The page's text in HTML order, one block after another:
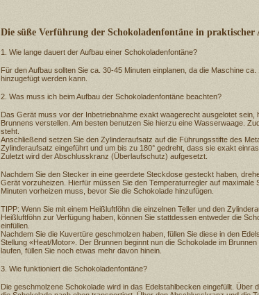
Die süße Verführung der Schokoladenfontäne in praktischer
1. Wie lange dauert der Aufbau einer Schokoladenfontäne?
Für den Aufbau sollten Sie ca. 30-45 Minuten einplanen, da die Maschine
hinzugefügt werden kann.
2. Was muss ich beim Aufbau der Schokoladenfontäne beachten?
Das Gerät muss vor der Inbetriebnahme exakt waagerecht ausgelotet
Brunnens verstellen. Am besten benutzen Sie hierzu eine Wasserwaage.
steht.
Anschließend setzen Sie den Zylinderaufsatz auf die Führungsstifte des
Zylinderaufsatz eingeführt und um bis zu 180° gedreht, dass sie exakt
Zuletzt wird der Abschlusskranz (Überlaufschutz) aufgesetzt.
Nachdem Sie den Stecker in eine geerdete Steckdose gesteckt haben,
Gerät vorzuheizen. Hierfür müssen Sie den Temperaturregler auf
Minuten vorheizen muss, bevor Sie die Schokolade hinzufügen.
TIPP: Wenn Sie mit einem Heißluftföhn die einzelnen Teller und den
Heißluftföhn zur Verfügung haben, können Sie stattdessen entweder die
einfüllen.
Nachdem Sie die Kuvertüre geschmolzen haben, füllen Sie diese in den
Stellung «Heat/Motor». Der Brunnen beginnt nun die Schokolade im
laufen, füllen Sie noch etwas mehr davon hinein.
3. Wie funktioniert die Schokoladenfontäne?
Die geschmolzene Schokolade wird in das Edelstahlbecken eingefüllt.